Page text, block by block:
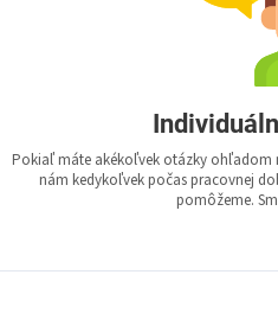
Pokiaľ máte akékoľvek otázky ohľadom
nám kedykoľvek počas pracovnej
pomôžeme.